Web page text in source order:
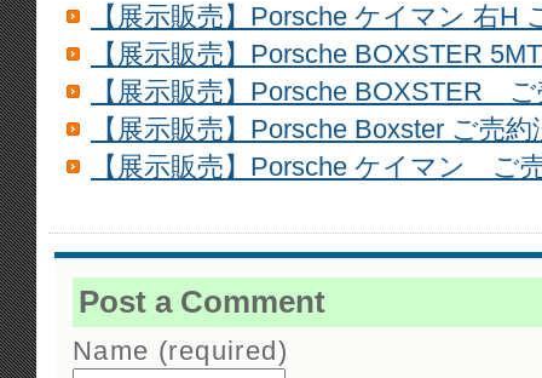
【展示販売】Porsche ケイマン 右H
【展示販売】Porsche BOXSTER
【展示販売】Porsche BOXSTER
【展示販売】Porsche Boxster ご売約
【展示販売】Porsche ケイマン ご
Post a Comment
Name (required)